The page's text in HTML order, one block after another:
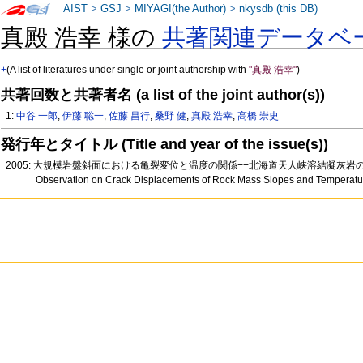
真殿 浩幸 様の共著関連データベ
+(A list of literatures under single or joint authorship with"真殿 浩幸")
共著回数と共著者名 (a list of the joint author(s))
1:中谷 一郎,伊藤 聡一,佐藤 昌行,桑野 健,真殿 浩幸,高橋 崇史
発行年とタイトル (Title and year of the issue(s))
2005: 大規模岩盤斜面における亀裂変位と温度の関係−−北海道天人峡溶結凝灰岩
Observation on Crack Displacements of Rock Mass Slopes and
AIST >GSJ > MIYAGI(the Author) >nkysdb (this DB)